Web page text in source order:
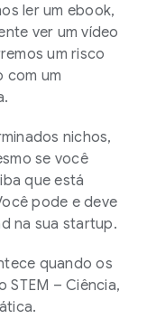
ler um ebook,
ver um vídeo
um risco
com um
nichos,
se você
que está
pode e deve
na sua startup.
quando os
– Ciência,